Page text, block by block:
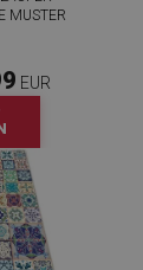
MUSTER
EUR